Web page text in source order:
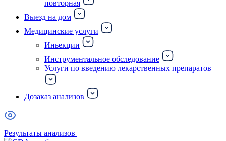
повторная
Выезд на дом
Медицинские услуги
Иньекции
Инструментальное обследование
Услуги по введению лекарственных препаратов
Дозаказ анализов
Результаты анализов